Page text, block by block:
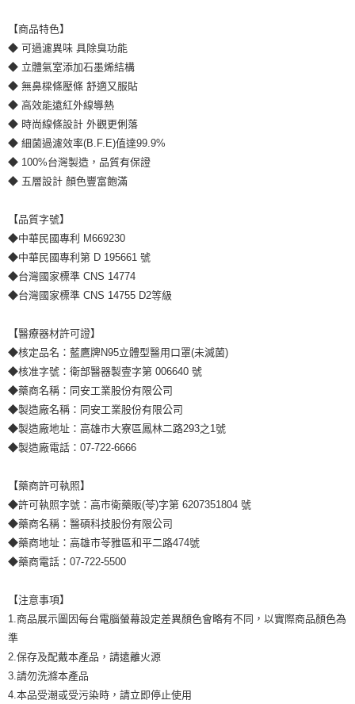
【商品特色】
◆ 可過濾異味 具除臭功能
◆ 立體氣室添加石墨烯結構
◆ 無鼻樑條壓條 舒適又服貼
◆ 高效能遠紅外線導熱
◆ 時尚線條設計 外觀更俐落
◆ 細菌過濾效率(B.F.E)值達99.9%
◆ 100%台灣製造，品質有保證
◆ 五層設計 顏色豐富飽滿
【品質字號】
◆中華民國專利 M669230
◆中華民國專利第 D 195661 號
◆台灣國家標準 CNS 14774
◆台灣國家標準 CNS 14755 D2等級
【醫療器材許可證】
◆核定品名：藍鷹牌N95立體型醫用口罩(未滅菌)
◆核准字號：衛部醫器製壹字第 006640 號
◆藥商名稱：同安工業股份有限公司
◆製造廠名稱：同安工業股份有限公司
◆製造廠地址：高雄市大寮區鳳林二路293之1號
◆製造廠電話：07-722-6666
【藥商許可執照】
◆許可執照字號：高市衛藥販(苓)字第 6207351804 號
◆藥商名稱：醫碩科技股份有限公司
◆藥商地址：高雄市苓雅區和平二路474號
◆藥商電話：07-722-5500
【注意事項】
1.商品展示圖因每台電腦螢幕設定差異顏色會略有不同，以實際商品顏色為
準
2.保存及配戴本產品，請遠離火源
3.請勿洗滌本產品
4.本品受潮或受污染時，請立即停止使用